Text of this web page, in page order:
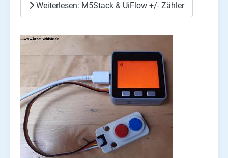
Weiterlesen: M5Stack & UiFlow +/- Zähler